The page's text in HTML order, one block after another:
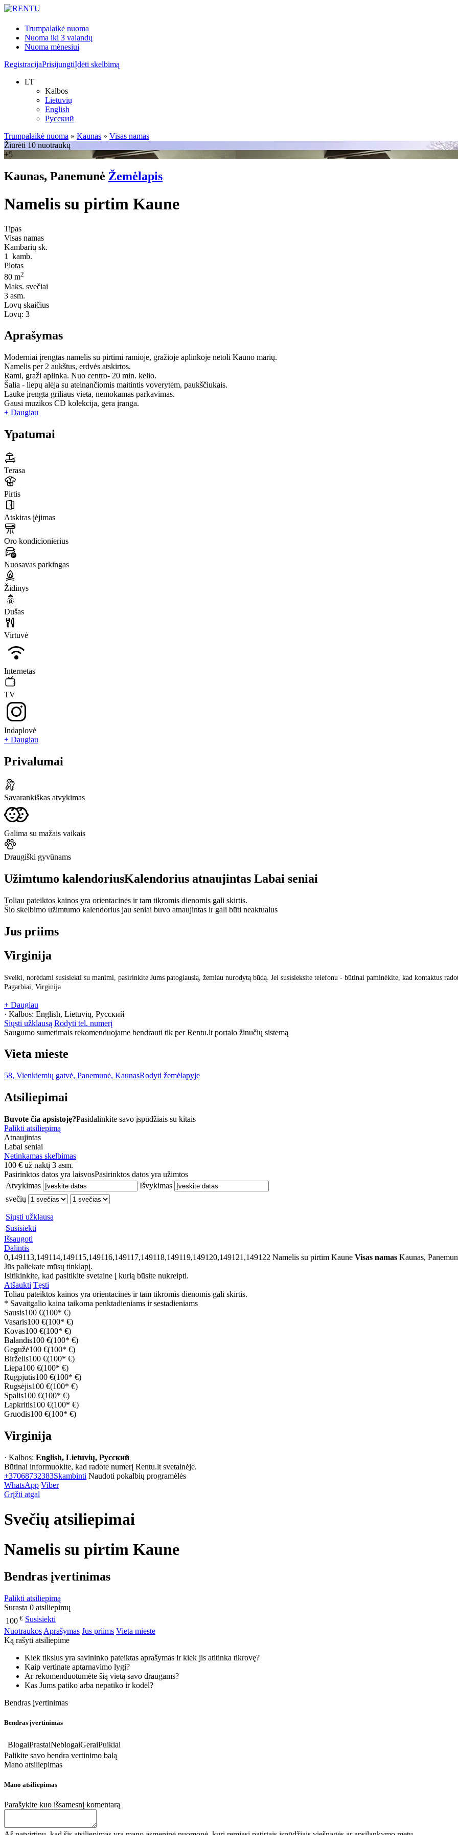
Trumpalaikė nuoma
Nuoma iki 3 valandų
Nuoma mėnesiui
RegistracijaPrisijungtiĮdėti skelbimą
LT
Kalbos
Lietuvių
English
Русский
Trumpalaikė nuoma » Kaunas » Visas namas
Žiūrėti 10 nuotraukų
+5
Kaunas, Panemunė Žemėlapis
Namelis su pirtim Kaune
Tipas
Visas namas
Kambarių sk.
1
kamb.
Plotas
80 m2
Maks. svečiai
3 asm.
Lovų skaičius
Lovų: 3
Aprašymas
Moderniai įrengtas namelis su pirtimi ramioje, gražioje aplinkoje netoli Kauno marių.
Namelis per 2 aukštus, erdvės atskirtos.
Rami, graži aplinka. Nuo centro- 20 min. kelio.
Šalia - liepų alėja su ateinančiomis maitintis voverytėm, paukščiukais.
Lauke įrengta griliaus vieta, nemokamas parkavimas.
Gausi muzikos CD kolekcija, gera įranga.
+ Daugiau
Ypatumai
Terasa
Pirtis
Atskiras įėjimas
Oro kondicionierius
Nuosavas parkingas
Židinys
Dušas
Virtuvė
Internetas
TV
Indaplovė
+ Daugiau
Privalumai
Savarankiškas atvykimas
Galima su mažais vaikais
Draugiški gyvūnams
Užimtumo kalendoriusKalendorius atnaujintas Labai seniai
Toliau pateiktos kainos yra orientacinės ir tam tikromis dienomis gali skirtis.
Šio skelbimo užimtumo kalendorius jau seniai buvo atnaujintas ir gali būti neaktualus
Jus priims
Virginija
Sveiki, norėdami susisiekti su manimi, pasirinkite Jums patogiausią, žemiau nurodytą būdą. Jei susisieksite telefonu - būtinai paminėkite, kad kontaktus
Pagarbiai, Virginija
+ Daugiau
· Kalbos: English, Lietuvių, Русский
Siųsti užklausą Rodyti tel. numerį
Saugumo sumetimais rekomenduojame bendrauti tik per Rentu.lt portalo žinučių sistemą
Vieta mieste
58, Vienkiemių gatvė, Panemunė, KaunasRodyti žemėlapyje
Atsiliepimai
Buvote čia apsistoję?Pasidalinkite savo įspūdžiais su kitais
Palikti atsiliepimą
Atnaujintas
Labai seniai
Netinkamas skelbimas
100 € už naktį 3 asm.
Pasirinktos datos yra laisvosPasirinktos datos yra užimtos
Atvykimas
Išvykimas
svečių
Siųsti užklausą
Susisiekti
Išsaugoti
Dalintis
0,149113,149114,149115,149116,149117,149118,149119,149120,149121,149122 Namelis su pirtim Kaune Visas namas Kaunas,
Jūs paliekate mūsų tinklapį.
Isitikinkite, kad pasitikite svetaine į kurią būsite nukreipti.
Atšaukti Tęsti
Toliau pateiktos kainos yra orientacinės ir tam tikromis dienomis gali skirtis.
* Savaitgalio kaina taikoma penktadieniams ir sestadieniams
Sausis100 €(100* €)
Vasaris100 €(100* €)
Kovas100 €(100* €)
Balandis100 €(100* €)
Gegužė100 €(100* €)
Birželis100 €(100* €)
Liepa100 €(100* €)
Rugpjūtis100 €(100* €)
Rugsėjis100 €(100* €)
Spalis100 €(100* €)
Lapkritis100 €(100* €)
Gruodis100 €(100* €)
Virginija
· Kalbos: English, Lietuvių, Русский
Būtinai informuokite, kad radote numerį Rentu.lt svetainėje.
+37068732383Skambinti Naudoti pokalbių programėlės
WhatsApp Viber
Grįžti atgal
Svečių atsiliepimai
Namelis su pirtim Kaune
Bendras įvertinimas
Palikti atsiliepimą
Surasta 0 atsiliepimų
100 € Susisiekti
Nuotraukos Aprašymas Jus priims Vieta mieste
Ką rašyti atsiliepime
Kiek tikslus yra savininko pateiktas aprašymas ir kiek jis atitinka tikrovę?
Kaip vertinate aptarnavimo lygį?
Ar rekomenduotumėte šią vietą savo draugams?
Kas Jums patiko arba nepatiko ir kodėl?
Bendras įvertinimas
Bendras įvertinimas
BlogaiPrastaiNeblogaiGeraiPuikiai
Palikite savo bendra vertinimo balą
Mano atsiliepimas
Mano atsiliepimas
Parašykite kuo išsamesnį komentarą